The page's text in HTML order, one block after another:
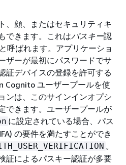
、顔、またはセキュリティキ
できます。これはパスキー認
呼ばれます。アプリケーショ
ザーが最初にパスワードでサ
証デバイスの登録を許可する
Cognito ユーザープールを使
ンは、このサインインオプシ
できます。ユーザープールが
に設定されている場合、パス
の要件を満たすことができ
。
証によるパスキー認証が多要